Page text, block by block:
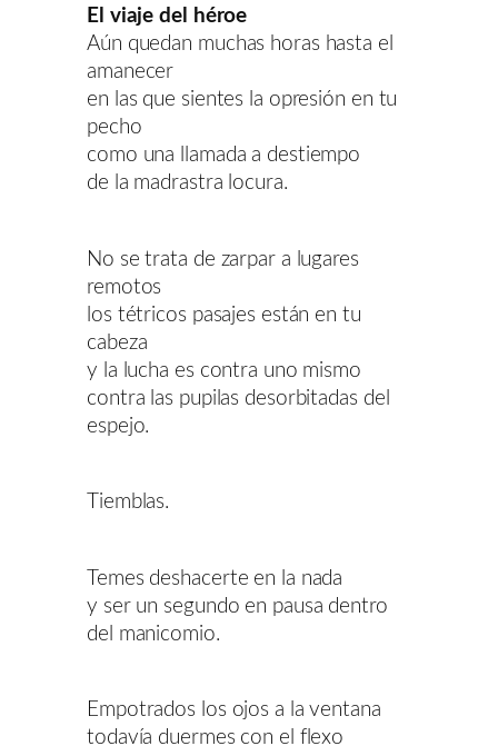
El viaje del héroe
Aún quedan muchas horas hasta el
amanecer
en las que sientes la opresión en tu
pecho
como una llamada a destiempo
de la madrastra locura.
No se trata de zarpar a lugares
remotos
los tétricos pasajes están en tu
cabeza
y la lucha es contra uno mismo
contra las pupilas desorbitadas del
espejo.
Tiemblas.
Temes deshacerte en la nada
y ser un segundo en pausa dentro
del manicomio.
Empotrados los ojos a la ventana
todavía duermes con el flexo